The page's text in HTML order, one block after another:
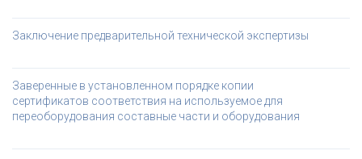
Заключение предварительной технической экспертизы
Заверенные в установленном порядке копии
сертификатов соответствия на используемое для
переоборудования составные части и оборудования